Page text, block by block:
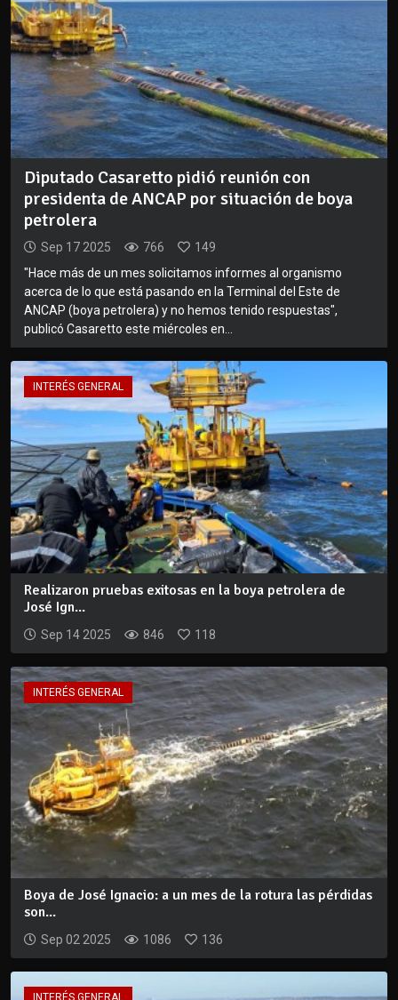
Diputado Casaretto pidió reunión con
presidenta de ANCAP por situación de boya
petrolera
Sep 17 2025 766
149
"Hace más de un mes solicitamos informes al organismo
acerca de lo que está pasando en la Terminal del Este de
ANCAP (boya petrolera) y no hemos tenido respuestas",
publicó Casaretto este miércoles en...
INTERÉS GENERAL
Realizaron pruebas exitosas en la boya petrolera de
José Ign...
Sep 14 2025 846 118
INTERÉS GENERAL
Boya de José Ignacio: a un mes de la rotura las pérdidas
son...
Sep 02 2025 1086 136
INTERÉS GENERAL